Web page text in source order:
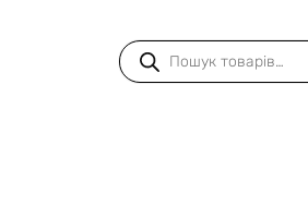
Пошук
товарів